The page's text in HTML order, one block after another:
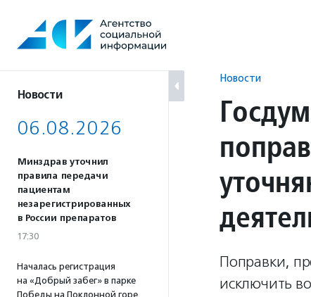
содержанию
Новости
06.08.2026
Минздрав уточнил
правила передачи
пациентам
незарегистрированных
в России препаратов
17:30
Началась регистрация
на «Добрый забег» в парке
Победы на Поклонной горе
Новости
Поправки,
исключить